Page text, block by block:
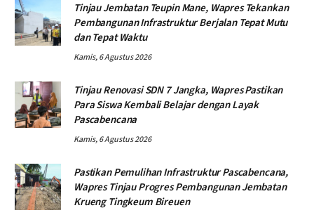
Tinjau Jembatan Teupin Mane, Wapres Tekankan
Pembangunan Infrastruktur Berjalan Tepat Mutu
dan Tepat Waktu
Kamis, 6 Agustus 2026
Tinjau Renovasi SDN 7 Jangka, Wapres Pastikan
Para Siswa Kembali Belajar dengan Layak
Pascabencana
Kamis, 6 Agustus 2026
Pastikan Pemulihan Infrastruktur Pascabencana,
Wapres Tinjau Progres Pembangunan Jembatan
Krueng Tingkeum Bireuen